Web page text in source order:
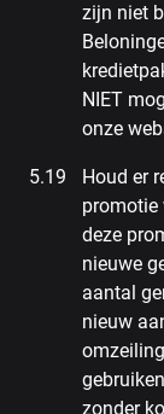
zijn niet
NIET
onze
Houd er
promotie
deze
nieuwe
aantal
nieuw
zonder